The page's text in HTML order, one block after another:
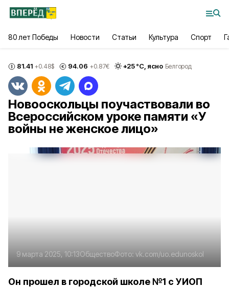
80 лет Победы Новости Статьи Культура Спорт
81.41 +0.48$ 94.06 +0.87€ +25°С, ясно Белгород
Новооскольцы поучаствовали во
Всероссийском уроке памяти «У
войны не женское лицо»
9 марта 2025, 10:13ОбществоФото: vk.com/uo.edunoskol
Он прошел в городской школе №1 с УИОП